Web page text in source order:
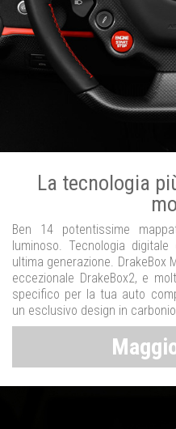
La tecnologia
Ben 14 potentissime
luminoso. Tecnologia
ultima generazione. DrakeBox
eccezionale DrakeBox2, e
specifico per la tua auto
un esclusivo design in carbonio.